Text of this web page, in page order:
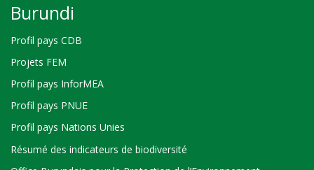
Burundi
Profil pays CDB
Projets FEM
Profil pays InforMEA
Profil pays PNUE
Profil pays Nations Unies
Résumé des indicateurs de biodiversité